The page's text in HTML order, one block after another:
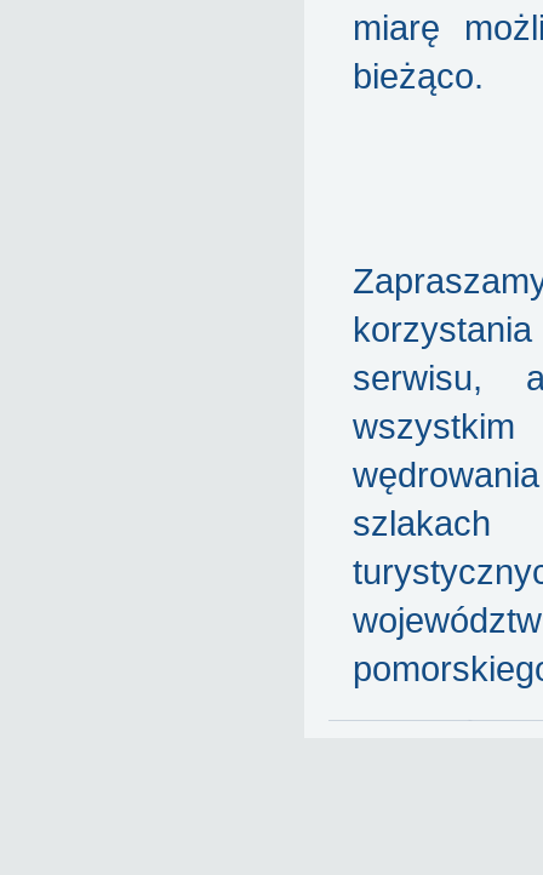
miarę
bieżąco.
serwisu,
szlakach